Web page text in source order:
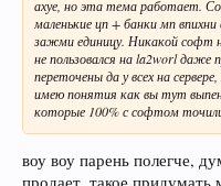
ахуе, но эта тема работает.
маленькие цп + банки мп
зажми единицу. Никакой софт
не пользовался на la2worl даже
переточены да у всех на
имею понятия как вы тут
которые 100% с софтом
воу воу парень полегче,